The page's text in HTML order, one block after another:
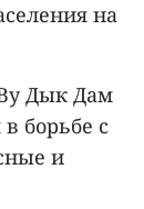
на
Дык Дам
борьбе с
и